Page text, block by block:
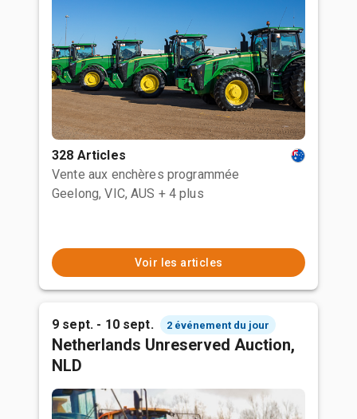
328 Articles
Vente aux enchères programmée
Geelong, VIC, AUS + 4 plus
Voir les articles
9 sept. - 10 sept. 2 événement du jour
Netherlands Unreserved Auction,
NLD